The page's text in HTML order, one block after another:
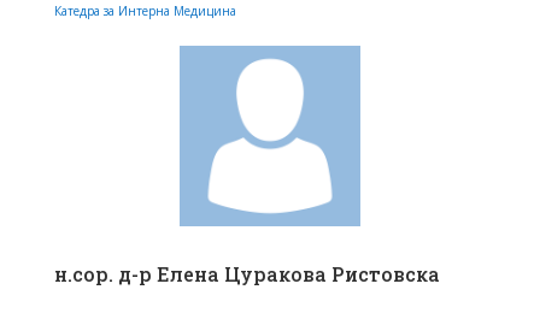
Катедра за Интерна Медицина
н.сор. д-р Елена Цуракова Ристовска